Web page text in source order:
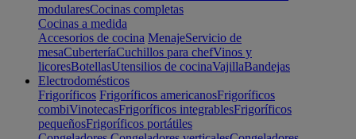
modularesCocinas completas
Cocinas a medida
Accesorios de cocina MenajeServicio de
mesaCuberteríaCuchillos para chefVinos y
licoresBotellasUtensilios de cocinaVajillaBandejas
Electrodomésticos
Frigoríficos Frigoríficos americanosFrigoríficos
combiVinotecasFrigoríficos integrablesFrigoríficos
pequeñosFrigoríficos portátiles